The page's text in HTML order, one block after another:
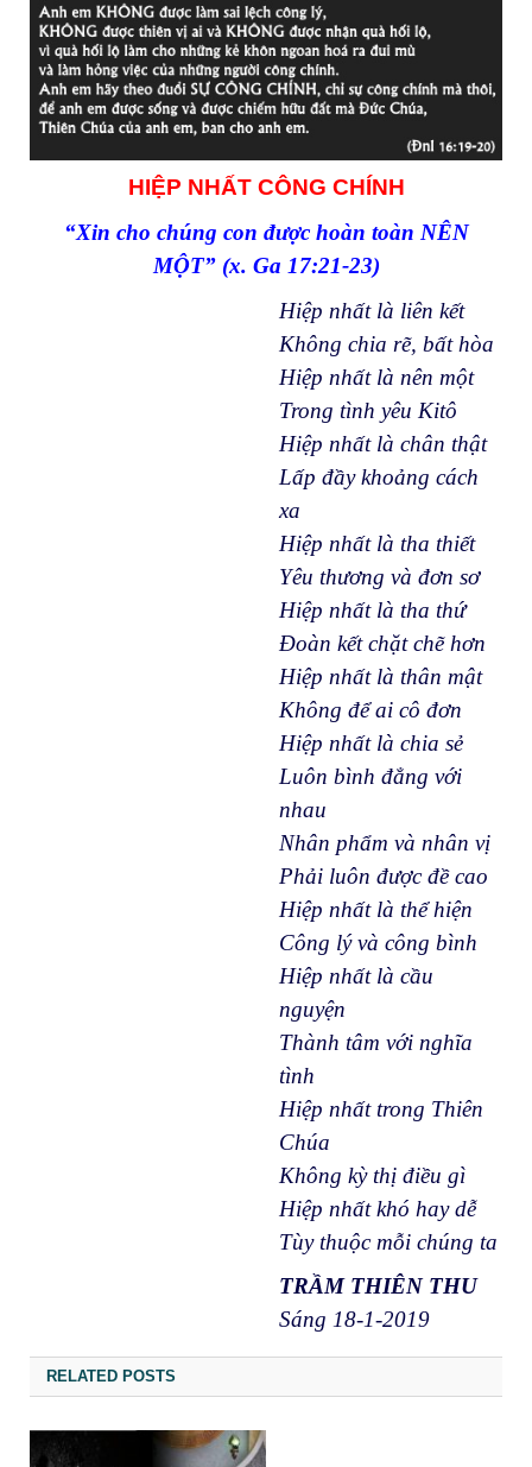
HIỆP NHẤT CÔNG CHÍNH
“Xin cho chúng con được hoàn toàn NÊN
MỘT” (x. Ga 17:21-23)
Hiệp nhất là liên kết
Không chia rẽ, bất hòa
Hiệp nhất là nên một
Trong tình yêu Kitô
Hiệp nhất là chân thật
Lấp đầy khoảng cách
xa
Hiệp nhất là tha thiết
Yêu thương và đơn sơ
Hiệp nhất là tha thứ
Đoàn kết chặt chẽ hơn
Hiệp nhất là thân mật
Không để ai cô đơn
Hiệp nhất là chia sẻ
Luôn bình đẳng với
nhau
Nhân phẩm và nhân vị
Phải luôn được đề cao
Hiệp nhất là thể hiện
Công lý và công bình
Hiệp nhất là cầu
nguyện
Thành tâm với nghĩa
tình
Hiệp nhất trong Thiên
Chúa
Không kỳ thị điều gì
Hiệp nhất khó hay dễ
Tùy thuộc mỗi chúng ta
TRẦM THIÊN THU
Sáng 18-1-2019
RELATED POSTS